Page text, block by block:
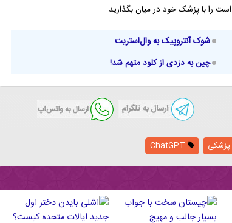
را با پزشک خود در میان بگذارید.
شوک آنتروپیک به وال‌استریت
چین به دزدی از کلود متهم شد!
پزشکی